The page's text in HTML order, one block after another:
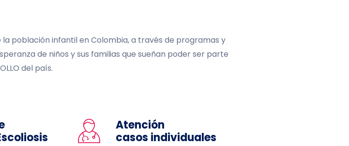
la población infantil en Colombia, a través de programas y
de niños y sus familias que sueñan poder ser parte
del país.
Atención
casos individuales